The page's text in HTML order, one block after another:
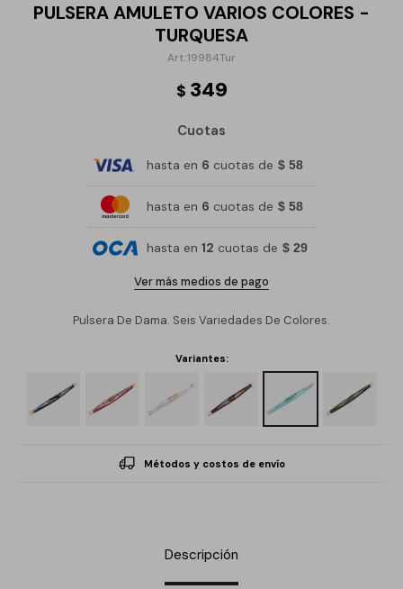
PULSERA AMULETO VARIOS COLORES -
TURQUESA
19984Tur
$ 349
Cuotas
hasta en 6 cuotas de $ 58
hasta en 6 cuotas de $ 58
hasta en 12 cuotas de $ 29
Ver más medios de pago
Pulsera De Dama. Seis Variedades De Colores.
Variantes:
Métodos y costos de envío
Descripción